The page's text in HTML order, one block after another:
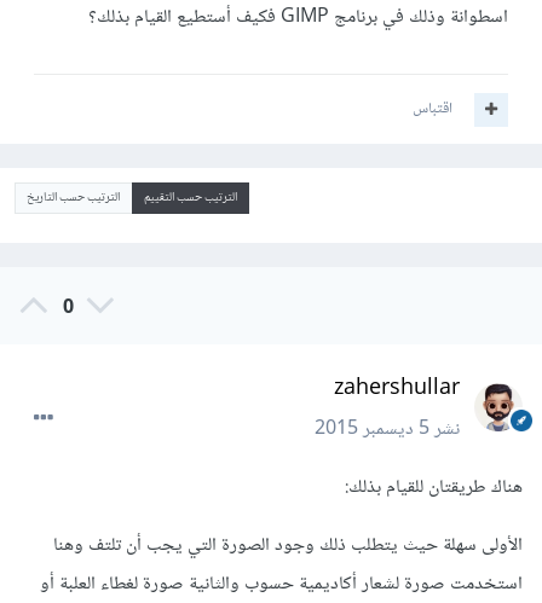
اسطوانة وذلك في برنامج GIMP فكيف أستطيع القيام بذلك؟
اقتباس
الترتيب حسب التقييم الترتيب حسب التاريخ
0
zahershullar
نشر5 ديسمبر 2015
هناك طريقتان للقيام بذلك:
الأولى سهلة حيث يتطلب ذلك وجود الصورة التي يجب أن تلتف وهنا
استخدمت صورة لشعار أكاديمية حسوب والثانية صورة لغطاء العلبة أو